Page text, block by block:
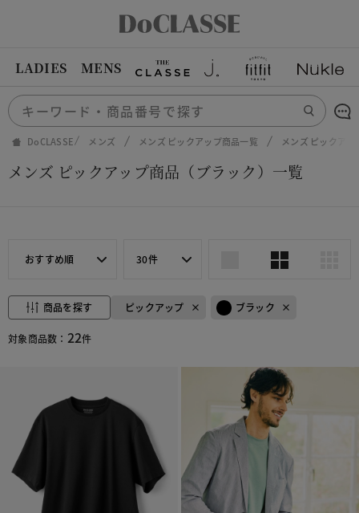
LADIES MENS
DoCLASSE メンズ メンズ ピックアップ商品一覧 メンズ ピックア
メンズ ピックアップ商品（ブラック）一覧
おすすめ順 30件
商品を探す ピックアップ ブラック
対象商品数： 22件